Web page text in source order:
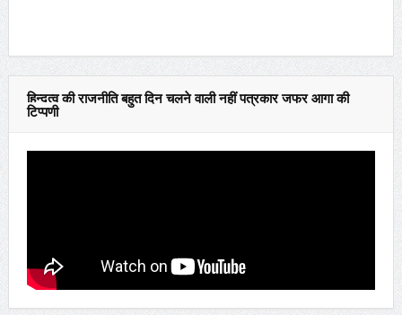
हिन्दुत्व की राजनीति बहुत दिन चलने वाली नहीं पत्रकार जफर आगा की
टिप्पणी